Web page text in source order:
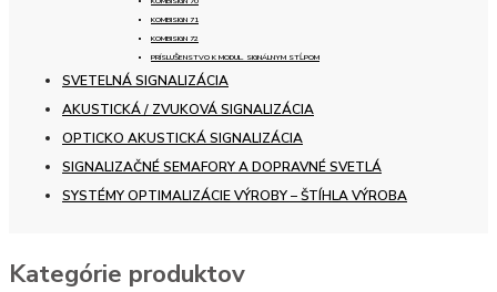
KOMBISIGN 71
KOMBISIGN 72
PRÍSLUŠENSTVO K MODUL. SIGNÁLNYM STĹPOM
SVETELNÁ SIGNALIZÁCIA
AKUSTICKÁ / ZVUKOVÁ SIGNALIZÁCIA
OPTICKO AKUSTICKÁ SIGNALIZÁCIA
SIGNALIZAČNÉ SEMAFORY A DOPRAVNÉ SVETLÁ
SYSTÉMY OPTIMALIZÁCIE VÝROBY – ŠTÍHLA VÝROBA
Kategórie produktov